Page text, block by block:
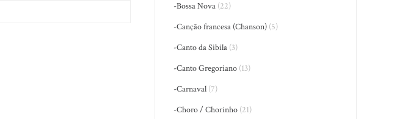
-Bossa Nova (22)
-Canção francesa (Chanson) (5)
-Canto da Sibila (3)
-Canto Gregoriano (13)
-Carnaval (7)
-Choro / Chorinho (21)